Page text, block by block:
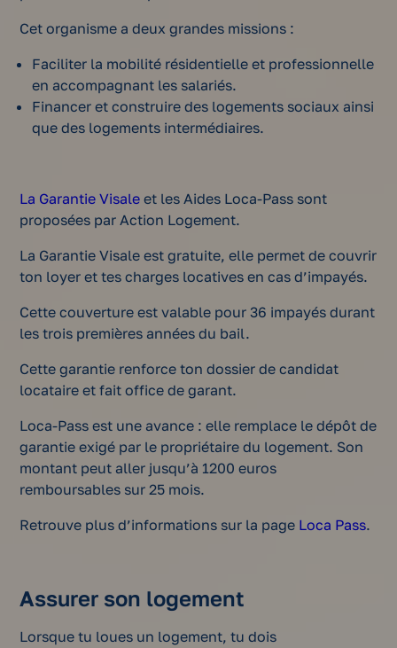
Cet organisme a deux grandes missions :
Faciliter la mobilité résidentielle et professionnelle
en accompagnant les salariés.
Financer et construire des logements sociaux ainsi
que des logements intermédiaires.
La Garantie Visale et les Aides Loca-Pass sont
proposées par Action Logement.
La Garantie Visale est gratuite, elle permet de couvrir
ton loyer et tes charges locatives en cas d’impayés.
Cette couverture est valable pour 36 impayés durant
les trois premières années du bail.
Cette garantie renforce ton dossier de candidat
locataire et fait office de garant.
Loca-Pass est une avance : elle remplace le dépôt de
garantie exigé par le propriétaire du logement. Son
montant peut aller jusqu’à 1200 euros
remboursables sur 25 mois.
Retrouve plus d’informations sur la page Loca Pass.
Assurer son logement
Lorsque tu loues un logement, tu dois